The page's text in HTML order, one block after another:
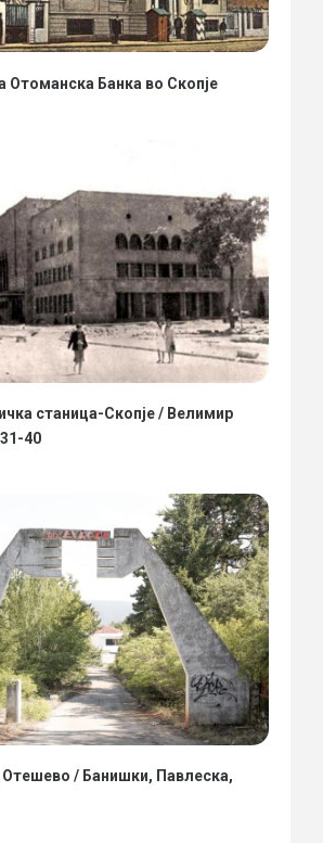
Отоманска Банка во Скопје
станица-Скопје / Велимир
40
/ Банишки, Павлеска,